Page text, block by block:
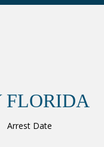
FLORIDA
Arrest Date